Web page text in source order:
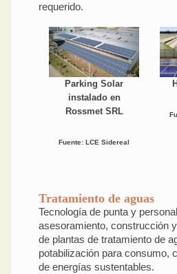
requerido.
Parking Solar
instalado en
Rossmet SRL
Fuente: LCE Sidereal
Tratamiento de aguas
Tecnología de punta y
asesoramiento, construcción
de plantas de tratamiento de
potabilización para consumo,
de energías sustentables.